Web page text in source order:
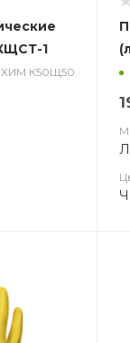
1
К50Щ50